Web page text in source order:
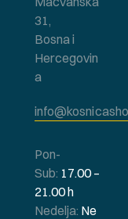
31,
Bosna i
Hercegovin
a
Pon-
Sub: 17.00 –
21.00 h
Nedelja: Ne